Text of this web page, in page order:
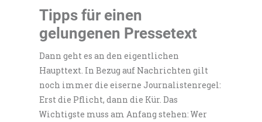
Tipps für einen
gelungenen Pressetext
Dann geht es an den eigentlichen
Haupttext. In Bezug auf Nachrichten gilt
noch immer die eiserne Journalistenregel:
Erst die Pflicht, dann die Kür. Das
Wichtigste muss am Anfang stehen: Wer